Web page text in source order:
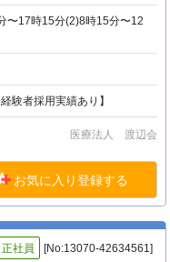
〜17時15分(2)8時15分〜12
験者採用実績あり】
医療法人 渡辺会
お気に入り登録する
正社員 [No:13070-42634561]